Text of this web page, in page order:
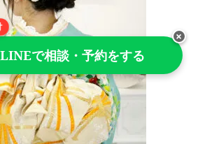
で相談・予約をする
×